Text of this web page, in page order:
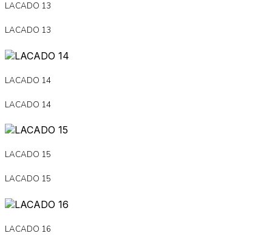
LACADO 13
LACADO 13
LACADO 14
LACADO 14
LACADO 15
LACADO 15
LACADO 16